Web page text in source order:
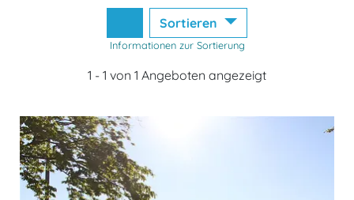
Sortieren
Informationen zur Sortierung
1 - 1 von 1 Angeboten angezeigt